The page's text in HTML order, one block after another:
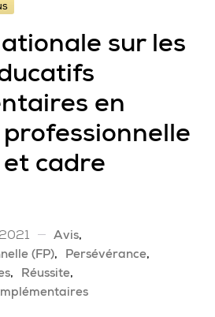
sur les
en
cadre
Avis
(FP)
Persévérance
Réussite